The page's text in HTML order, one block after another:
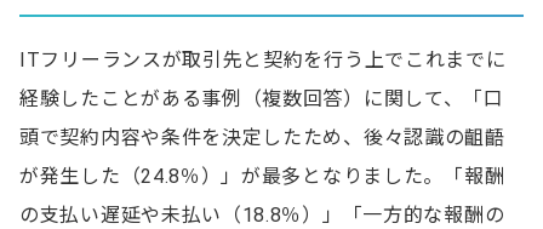
ITフリーランスが取引先と契約を行う上でこれまでに
経験したことがある事例（複数回答）に関して、「口
頭で契約内容や条件を決定したため、後々認識の齟齬
が発生した（24.8％）」が最多となりました。「報酬
の支払い遅延や未払い（18.8％）」「一方的な報酬の